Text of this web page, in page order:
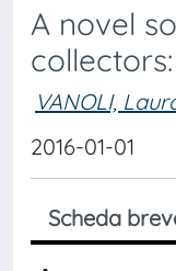
A novel
VANOLI,
2016-01-01
Scheda